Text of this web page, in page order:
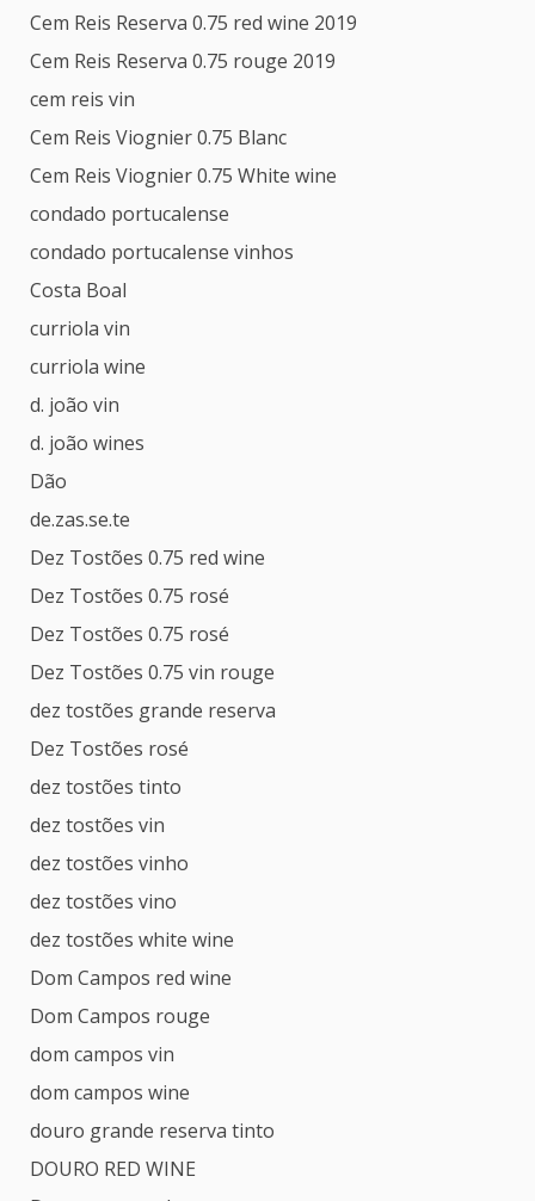
Cem Reis Reserva 0.75 red wine 2019
Cem Reis Reserva 0.75 rouge 2019
cem reis vin
Cem Reis Viognier 0.75 Blanc
Cem Reis Viognier 0.75 White wine
condado portucalense
condado portucalense vinhos
Costa Boal
curriola vin
curriola wine
d. joão vin
d. joão wines
Dão
de.zas.se.te
Dez Tostões 0.75 red wine
Dez Tostões 0.75 rosé
Dez Tostões 0.75 rosé
Dez Tostões 0.75 vin rouge
dez tostões grande reserva
Dez Tostões rosé
dez tostões tinto
dez tostões vin
dez tostões vinho
dez tostões vino
dez tostões white wine
Dom Campos red wine
Dom Campos rouge
dom campos vin
dom campos wine
douro grande reserva tinto
DOURO RED WINE